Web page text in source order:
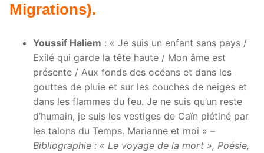
Migrations).
Youssif Haliem : « Je suis un enfant sans pays /
Exilé qui garde la tête haute / Mon âme est
présente / Aux fonds des océans et dans les
gouttes de pluie et sur les couches de neiges et
dans les flammes du feu. Je ne suis qu’un reste
d’humain, je suis les vestiges de Caïn piétiné par
les talons du Temps. Marianne et moi » –
Bibliographie : « Le voyage de la mort », Poésie,